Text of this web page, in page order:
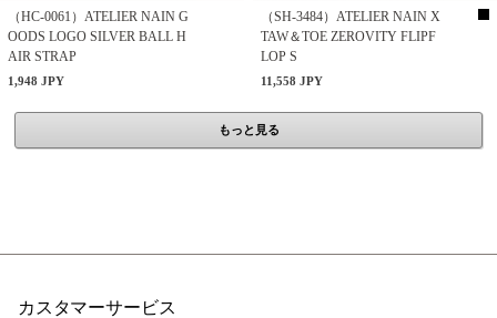
（HC-0061）ATELIER NAIN G
OODS LOGO SILVER BALL H
AIR STRAP
1,948 JPY
（SH-3484）ATELIER NAIN X
TAW＆TOE ZEROVITY FLIPF
LOP S
11,558 JPY
もっと見る
カスタマーサービス